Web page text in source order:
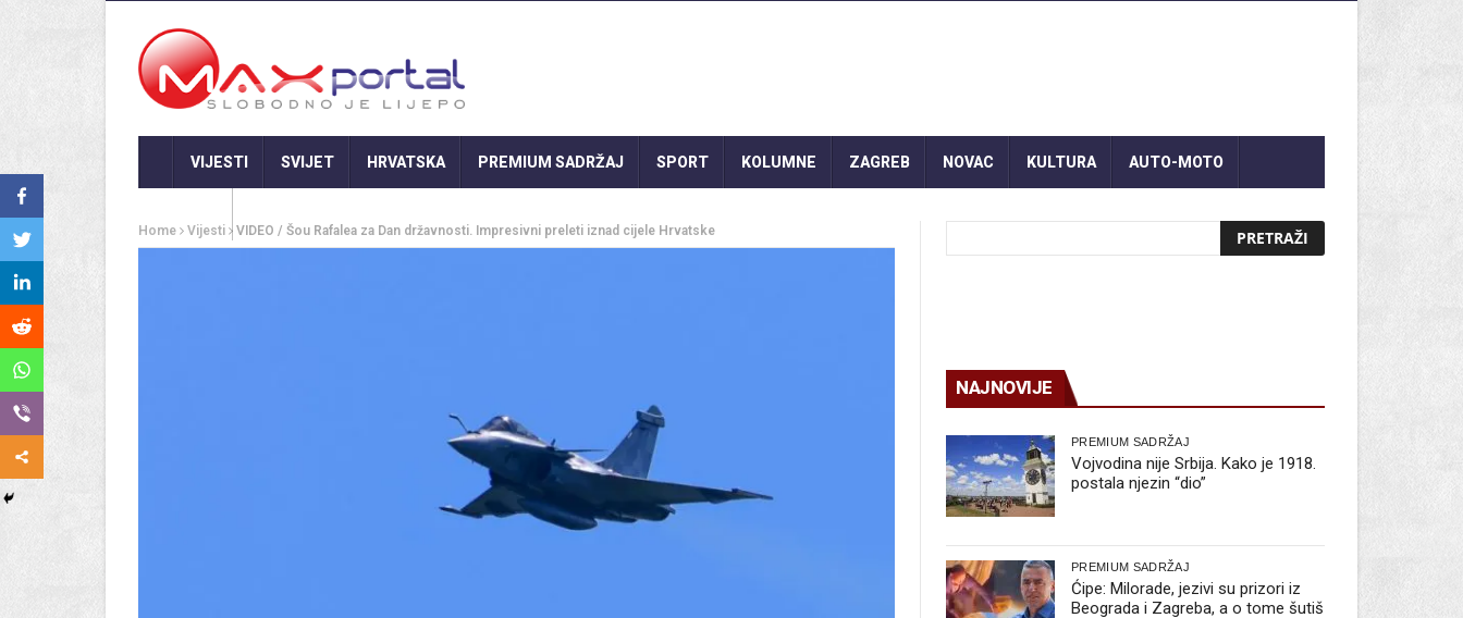
VIJESTI SVIJET HRVATSKA PREMIUM SADRŽAJ SPORT KOLUMNE ZAGREB NOVAC KULTURA AUTO-MOTO
Home Vijesti VIDEO / Šou Rafalea za Dan državnosti. Impresivni preleti iznad cijele Hrvatske
NAJNOVIJE
PREMIUM SADRŽAJ
Vojvodina nije Srbija. Kako je 1918.
postala njezin “dio”
PREMIUM SADRŽAJ
Ćipe: Milorade, jezivi su prizori iz
Beograda i Zagreba, a o tome šutiš